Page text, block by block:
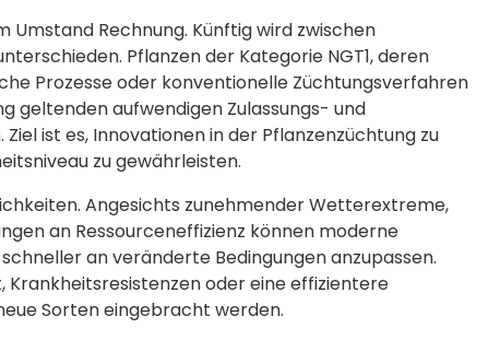
Rechnung. Künftig wird zwischen
Pflanzen der Kategorie NGT1, deren
Prozesse oder konventionelle Züchtungsverfahren
geltenden aufwendigen Zulassungs- und
ist es, Innovationen in der Pflanzenzüchtung zu
zu gewährleisten.
Angesichts zunehmender Wetterextreme,
an Ressourceneffizienz können moderne
an veränderte Bedingungen anzupassen.
oder eine effizientere
Sorten eingebracht werden.